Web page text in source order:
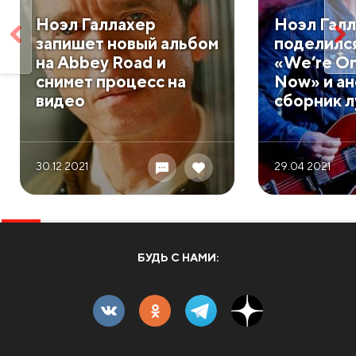
Ноэл Галлахер
запишет новый альбом
на Abbey Road и
снимет процесс на
видео
30.12 2021
Ноэл
«We’re
Now» и
сборник
29.04 2021
БУДЬ С НАМИ: